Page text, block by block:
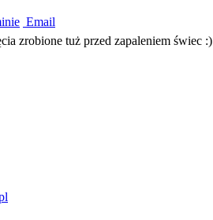
Email
zrobione tuż przed zapaleniem świec :)